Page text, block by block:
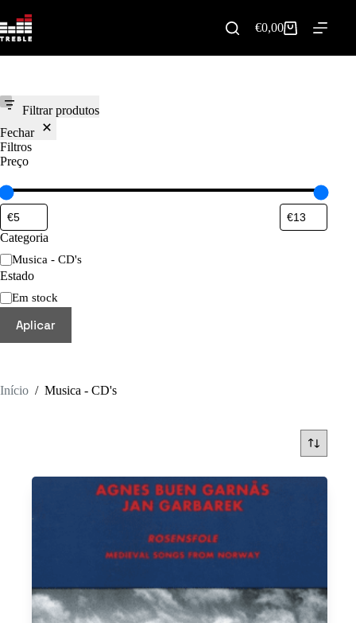
para
o
Carrinho
€0,00
Início / Musica - CD's
Filtrar produtos
Fechar
Filtros
Preço
Categoria
Categoria
Musica - CD's
Estado
Disponibilidade
Em stock
Aplicar